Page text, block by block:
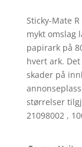
Sticky-Mate
mykt omslag
papirark på
hvert ark.
skader på
størrelser
21098002 ,